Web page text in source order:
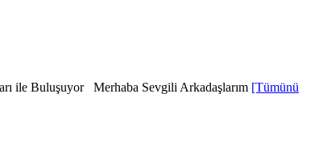
ile Buluşuyor Merhaba Sevgili Arkadaşlarım [Tümünü